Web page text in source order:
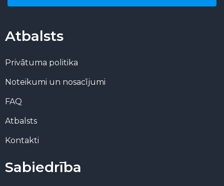
Atbalsts
Privātuma politika
Noteikumi un nosacījumi
FAQ
Atbalsts
Kontakti
Sabiedrība